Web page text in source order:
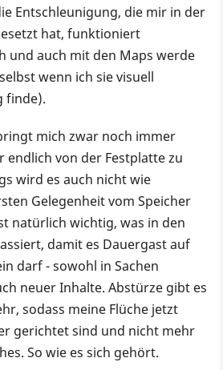
Entschleunigung, die mir in der
hat, funktioniert
und auch mit den Maps werde
wenn ich sie visuell
finde).
mich zwar noch immer
endlich von der Festplatte zu
wird es auch nicht wie
Gelegenheit vom Speicher
natürlich wichtig, was in den
damit es Dauergast auf
darf - sowohl in Sachen
neuer Inhalte. Abstürze gibt es
sodass meine Flüche jetzt
gerichtet sind und nicht mehr
So wie es sich gehört.